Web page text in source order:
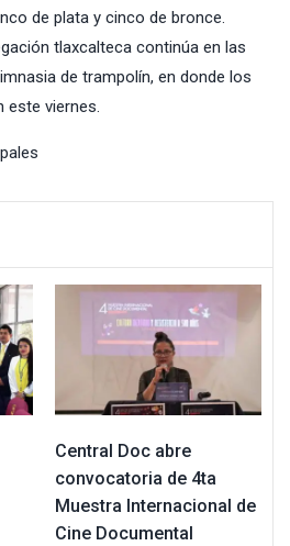
de plata y cinco de bronce.
tlaxcalteca continúa en las
de trampolín, en donde los
este viernes.
Central Doc abre
convocatoria de 4ta
Muestra Internacional de
Cine Documental